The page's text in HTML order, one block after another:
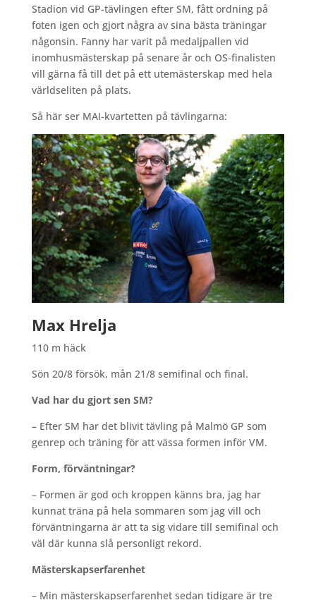
Stadion vid GP-tävlingen efter SM, fått ordning på
foten igen och gjort några av sina bästa träningar
någonsin. Fanny har varit på medaljpallen vid
inomhusmästerskap på senare år och OS-finalisten
vill gärna få till det på ett utemästerskap med hela
världseliten på plats.
Så här ser MAI-kvartetten på tävlingarna:
Max Hrelja
110 m häck
Sön 20/8 försök, mån 21/8 semifinal och final.
Vad har du gjort sen SM?
– Efter SM har det blivit tävling på Malmö GP som
genrep och träning för att vässa formen inför VM.
Form, förväntningar?
– Formen är god och kroppen känns bra, jag har
kunnat träna på hela sommaren som jag vill och
förväntningarna är att ta sig vidare till semifinal och
väl där kunna slå personligt rekord.
Mästerskapserfarenhet
– Min mästerskapserfarenhet sedan tidigare är tre